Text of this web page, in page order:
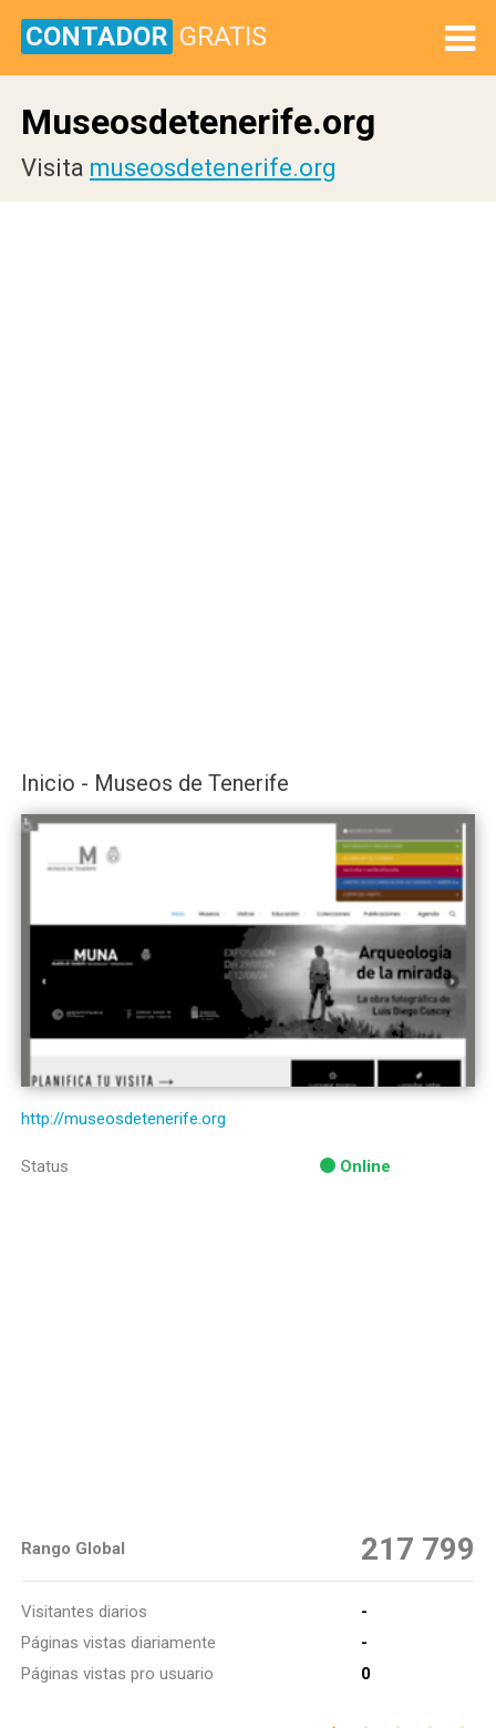
CONTADOR GRATIS
Museosdetenerife.org
Visita museosdetenerife.org
Inicio - Museos de Tenerife
http://museosdetenerife.org
Status Online
Rango Global 217 799
Visitantes diarios
-
Páginas vistas diariamente
-
Páginas vistas pro usuario
0